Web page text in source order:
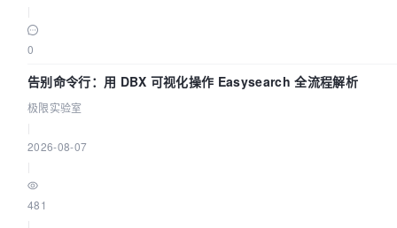
0
告别命令行：用 DBX 可视化操作 Easysearch 全流程解析
极限实验室
2026-08-07
481